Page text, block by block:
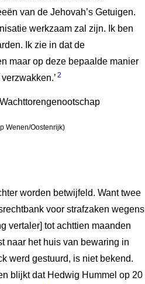
van de Jehovah’s Getuigen.
werkzaam zal zijn. Ik ben
Ik zie in dat de
maar op deze bepaalde manier
2
Wenen/Oostenrijk)
worden betwijfeld. Want twee
voor strafzaken wegens
vertaler] tot achttien maanden
naar het huis van bewaring in
werd gestuurd, is niet bekend.
blijkt dat Hedwig Hummel op 20